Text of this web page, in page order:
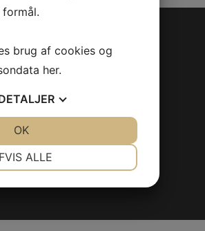
Information
Privatlivspolitik
Fortryd køb
brug af cookies og
her.
ALLE
OK